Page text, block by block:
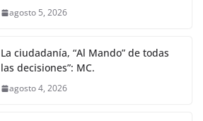
agosto 5, 2026
La ciudadanía, “Al Mando” de todas
las decisiones”: MC.
agosto 4, 2026